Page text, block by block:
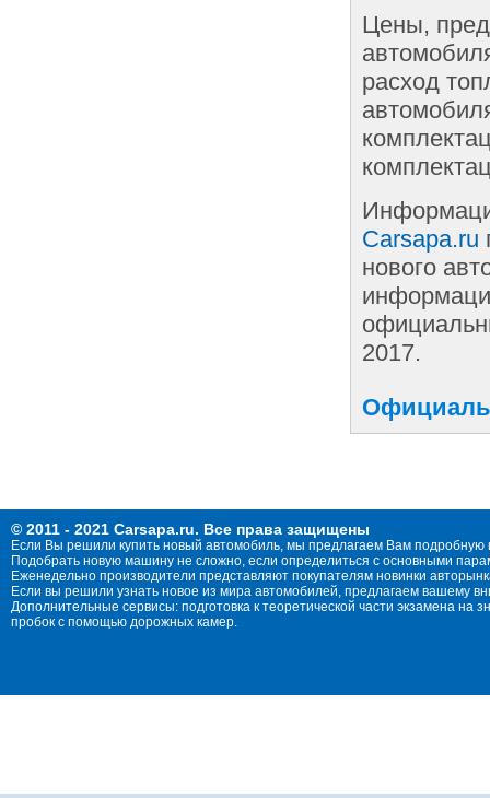
Цены,
расход
Carsapa.ru
нового
2017.
© 2011 - 2021 Carsapa.ru. Все права защищены
Если Вы решили купить новый автомобиль, мы предлагаем Вам
Подобрать новую машину не сложно, если определиться с основными
Еженедельно производители представляют покупателям новинки
Если вы решили узнать новое из мира автомобилей, предлагаем вашему
Дополнительные сервисы: подготовка к теоретической части экзамена
пробок с помощью дорожных камер.